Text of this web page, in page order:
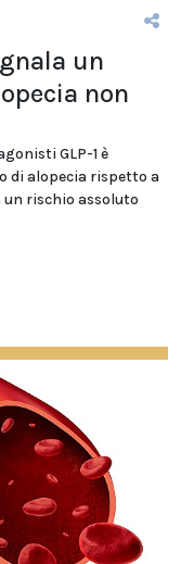
un
non
GLP-1 è
di alopecia rispetto a
rischio assoluto